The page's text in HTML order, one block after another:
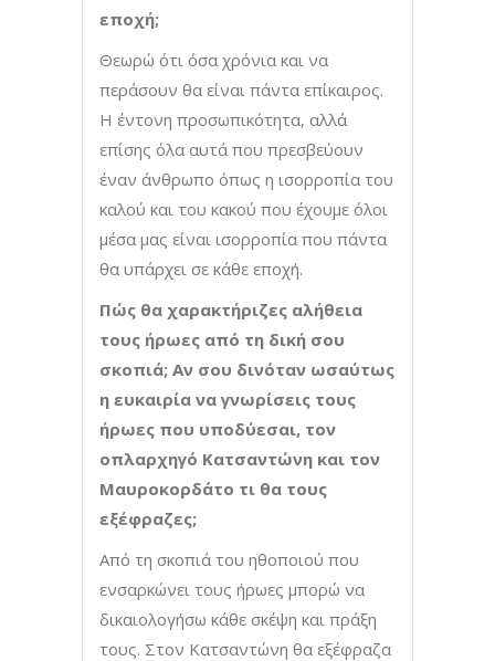
εποχή;
Θεωρώ ότι όσα χρόνια και να
περάσουν θα είναι πάντα επίκαιρος.
Η έντονη προσωπικότητα, αλλά
επίσης όλα αυτά που πρεσβεύουν
έναν άνθρωπο όπως η ισορροπία του
καλού και του κακού που έχουμε όλοι
μέσα μας είναι ισορροπία που πάντα
θα υπάρχει σε κάθε εποχή.
Πώς θα χαρακτήριζες αλήθεια
τους ήρωες από τη δική σου
σκοπιά; Αν σου δινόταν ωσαύτως
η ευκαιρία να γνωρίσεις τους
ήρωες που υποδύεσαι, τον
οπλαρχηγό Κατσαντώνη και τον
Μαυροκορδάτο τι θα τους
εξέφραζες;
Από τη σκοπιά του ηθοποιού που
ενσαρκώνει τους ήρωες μπορώ να
δικαιολογήσω κάθε σκέψη και πράξη
τους. Στον Κατσαντώνη θα εξέφραζα